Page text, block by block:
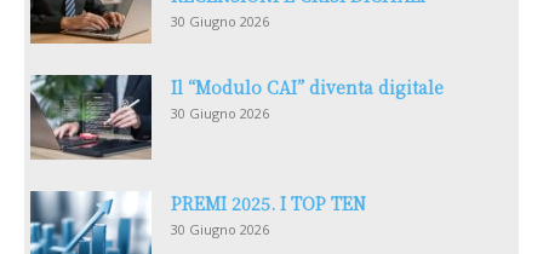
30 Giugno 2026
Il “Modulo CAI” diventa digitale
30 Giugno 2026
PREMI 2025. I TOP TEN
30 Giugno 2026